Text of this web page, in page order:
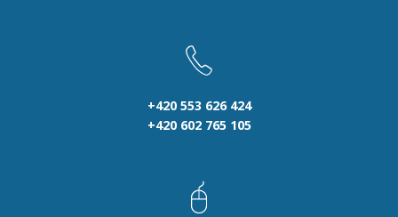
+420 553 626 424
+420 602 765 105